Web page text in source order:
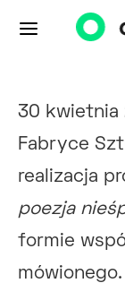
30 kwietnia
Fabryce
realizacja
poezja
formie